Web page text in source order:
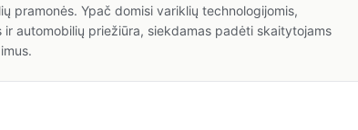
pramonės. Ypač domisi variklių technologijomis,
ir automobilių priežiūra, siekdamas padėti skaitytojams